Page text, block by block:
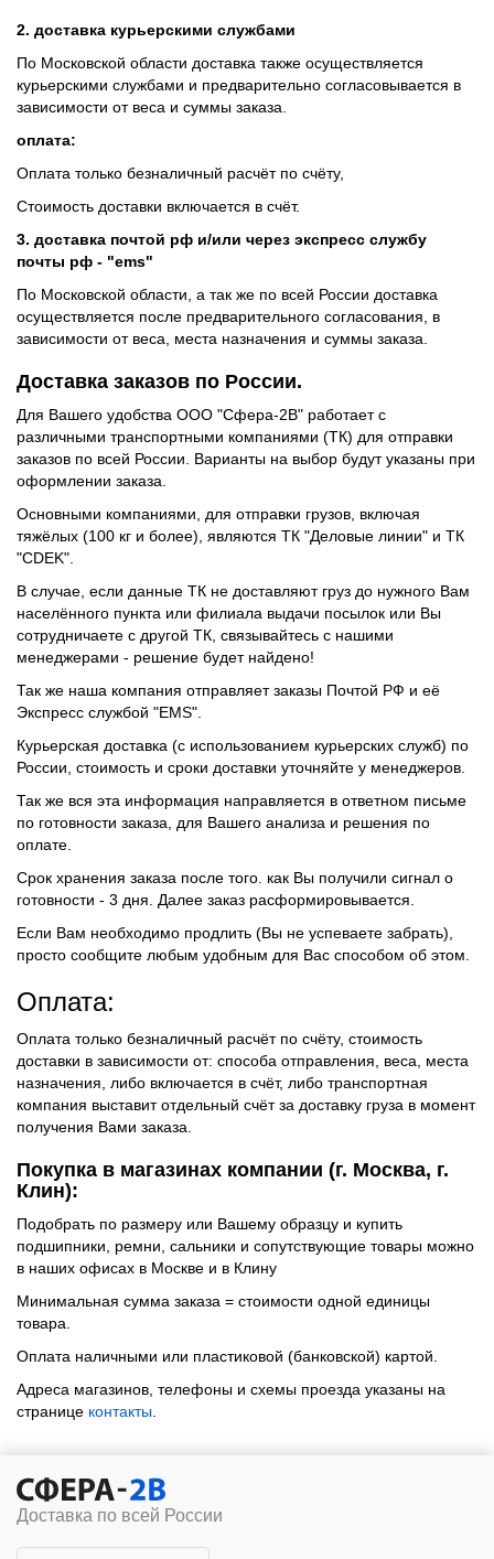
2. доставка курьерскими службами
По Московской области доставка также осуществляется
курьерскими службами и предварительно согласовывается в
зависимости от веса и суммы заказа.
оплата:
Оплата только безналичный расчёт по счёту,
Стоимость доставки включается в счёт.
3. доставка почтой рф и/или через экспресс службу
почты рф - "ems"
По Московской области, а так же по всей России доставка
осуществляется после предварительного согласования, в
зависимости от веса, места назначения и суммы заказа.
Доставка заказов по России.
Для Вашего удобства ООО "Сфера-2В" работает с
различными транспортными компаниями (ТК) для отправки
заказов по всей России. Варианты на выбор будут указаны при
оформлении заказа.
Основными компаниями, для отправки грузов, включая
тяжёлых (100 кг и более), являются ТК "Деловые линии" и ТК
"CDEK".
В случае, если данные ТК не доставляют груз до нужного Вам
населённого пункта или филиала выдачи посылок или Вы
сотрудничаете с другой ТК, связывайтесь с нашими
менеджерами - решение будет найдено!
Так же наша компания отправляет заказы Почтой РФ и её
Экспресс службой "EMS".
Курьерская доставка (с использованием курьерских служб) по
России, стоимость и сроки доставки уточняйте у менеджеров.
Так же вся эта информация направляется в ответном письме
по готовности заказа, для Вашего анализа и решения по
оплате.
Срок хранения заказа после того. как Вы получили сигнал о
готовности - 3 дня. Далее заказ расформировывается.
Если Вам необходимо продлить (Вы не успеваете забрать),
просто сообщите любым удобным для Вас способом об этом.
Оплата:
Оплата только безналичный расчёт по счёту, стоимость
доставки в зависимости от: способа отправления, веса, места
назначения, либо включается в счёт, либо транспортная
компания выставит отдельный счёт за доставку груза в момент
получения Вами заказа.
Покупка в магазинах компании (г. Москва, г.
Клин):
Подобрать по размеру или Вашему образцу и купить
подшипники, ремни, сальники и сопутствующие товары можно
в наших офисах в Москве и в Клину
Минимальная сумма заказа = стоимости одной единицы
товара.
Оплата наличными или пластиковой (банковской) картой.
Адреса магазинов, телефоны и схемы проезда указаны на
странице контакты
Доставка по всей России